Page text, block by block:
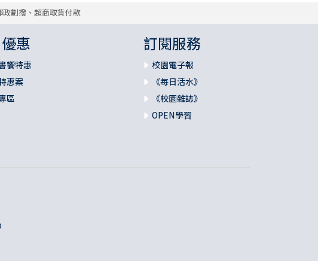
劃撥、超商取貨付款
惠
饗特惠
惠案
區
訂閱服務
校園電子報
《每日活水》
《校園雜誌》
OPEN學習